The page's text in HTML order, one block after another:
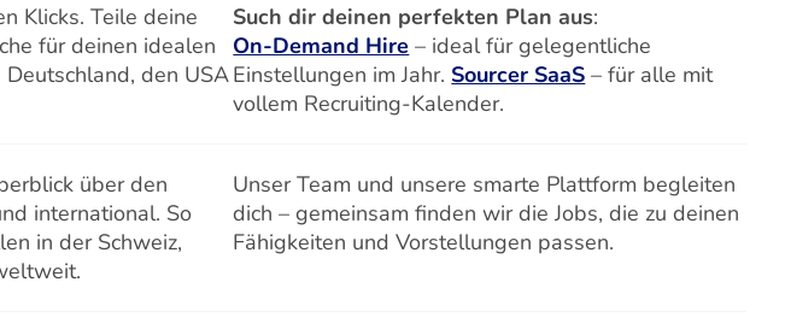
Klicks. Teile deine
für deinen idealen
den USA
Such dir deinen perfekten Plan aus:
On-Demand Hire – ideal für gelegentliche
Einstellungen im Jahr. Sourcer SaaS – für alle mit
vollem Recruiting-Kalender.
über den
international. So
in der Schweiz,
Unser Team und unsere smarte Plattform begleiten
dich – gemeinsam finden wir die Jobs, die zu deinen
Fähigkeiten und Vorstellungen passen.